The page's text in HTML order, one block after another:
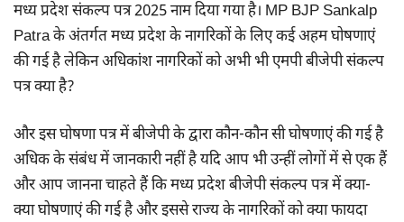
मध्य प्रदेश संकल्प पत्र 2025 नाम दिया गया है। MP BJP Sankalp
Patra के अंतर्गत मध्य प्रदेश के नागरिकों के लिए कई अहम घोषणाएं
की गई है लेकिन अधिकांश नागरिकों को अभी भी एमपी बीजेपी संकल्प
पत्र क्या है?
और इस घोषणा पत्र में बीजेपी के द्वारा कौन-कौन सी घोषणाएं की गई है
अधिक के संबंध में जानकारी नहीं है यदि आप भी उन्हीं लोगों में से एक हैं
और आप जानना चाहते हैं कि मध्य प्रदेश बीजेपी संकल्प पत्र में क्या-
क्या घोषणाएं की गई है और इससे राज्य के नागरिकों को क्या फायदा